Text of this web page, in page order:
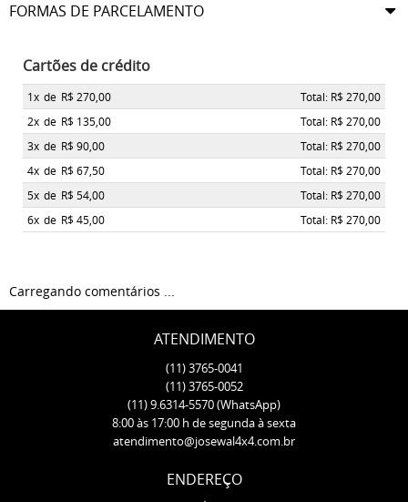
FORMAS DE PARCELAMENTO
Cartões de crédito
1x de R$ 270,00
Total: R$ 270,00
2x de R$ 135,00
Total: R$ 270,00
3x de R$ 90,00
Total: R$ 270,00
4x de R$ 67,50
Total: R$ 270,00
5x de R$ 54,00
Total: R$ 270,00
6x de R$ 45,00 Total: R$ 270,00
Carregando comentários ...
ATENDIMENTO
(11)3765-0041
(11)3765-0052
(11)9.6314-5570(WhatsApp)
8:00 às 17:00 h de segunda à sexta
atendimento@josewal4x4.com.br
ENDEREÇO